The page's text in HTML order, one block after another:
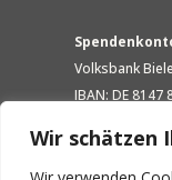
Wir schätzen
Volksbank
IBAN: DE 8147